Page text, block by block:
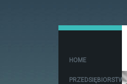
HOME
PRZEDSIĘBIORSTWA